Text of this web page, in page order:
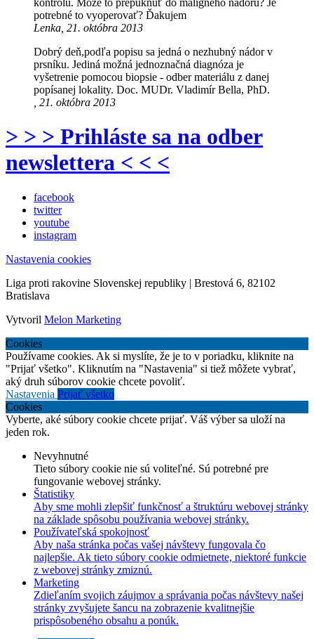
kontrolu. Môže to prepuknúť do malígneho nádoru? Je
potrebné to vyoperovať? Ďakujem
Lenka, 21. októbra 2013
Dobrý deň,podľa popisu sa jedná o nezhubný nádor v
prsníku. Jediná možná jednoznačná diagnóza je
vyšetrenie pomocou biopsie - odber materiálu z danej
popísanej lokality. Doc. MUDr. Vladimír Bella, PhD.
, 21. októbra 2013
> > > Prihláste sa na odber
newslettera < < <
facebook
twitter
youtube
instagram
Nastavenia cookies
Liga proti rakovine Slovenskej republiky | Brestová 6, 82102
Bratislava
Vytvoril Melon Marketing
Cookies
Používame cookies. Ak si myslíte, že je to v poriadku, kliknite na
"Prijať všetko". Kliknutím na "Nastavenia" si tiež môžete vybrať,
aký druh súborov cookie chcete povoliť.
Nastavenia Prijať všetko
Cookies
Vyberte, aké súbory cookie chcete prijať. Váš výber sa uloží na
jeden rok.
Nevyhnutné
Tieto súbory cookie nie sú voliteľné. Sú potrebné pre
fungovanie webovej stránky.
Štatistiky
Aby sme mohli zlepšiť funkčnosť a štruktúru webovej stránky
na základe spôsobu používania webovej stránky.
Používateľská spokojnosť
Aby naša stránka počas vašej návštevy fungovala čo
najlepšie. Ak tieto súbory cookie odmietnete, niektoré funkcie
z webovej stránky zmiznú.
Marketing
Zdieľaním svojich záujmov a správania počas návštevy našej
stránky zvyšujete šancu na zobrazenie kvalitnejšie
prispôsobeného obsahu a ponúk.